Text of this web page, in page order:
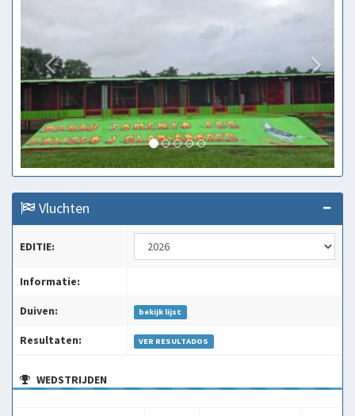
Vluchten
EDITIE:
Informatie:
Duiven: bekijk lijst
Resultaten: VER RESULTADOS
WEDSTRIJDEN